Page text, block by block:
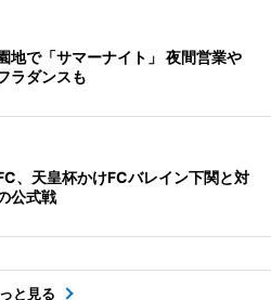
地で「サマーナイト」 夜間営業や
ラダンスも
、天皇杯かけFCバレイン下関と対
公式戦
と見る